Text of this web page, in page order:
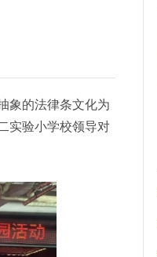
象的法律条文化为
实验小学校领导对